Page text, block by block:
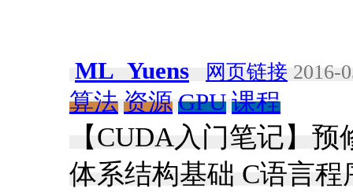
ML_Yuens 网页链接 2016-
算法 资源 GPU 课程
【CUDA入门笔记】
体系结构基础 C语言